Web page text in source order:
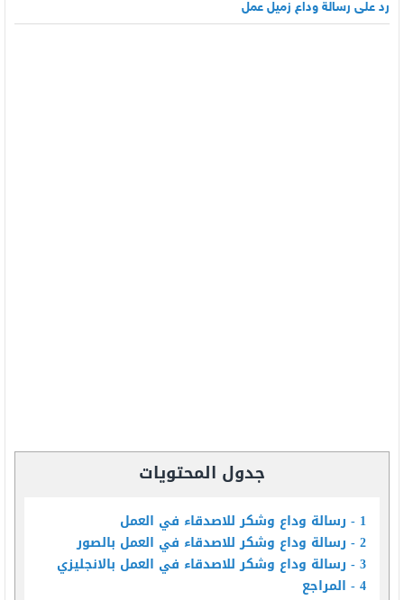
رد على رسالة وداع زميل عمل
جدول المحتويات
1
رسالة وداع وشكر للاصدقاء في العمل
2 رسالة وداع وشكر للاصدقاء في العمل بالصور
3 رسالة وداع وشكر للاصدقاء في العمل بالانجليزي
4 المراجع